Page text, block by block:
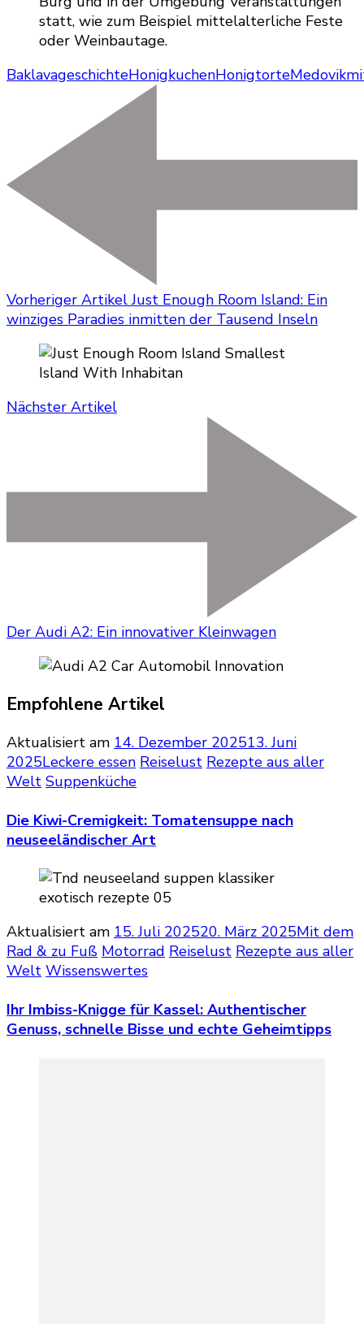
statt, wie zum Beispiel mittelalterliche Feste
oder Weinbautage.
BaklavageschichteHonigkuchenHonigtorteMedovik
Vorheriger Artikel Just Enough Room Island: Ein
winziges Paradies inmitten der Tausend Inseln
Nächster Artikel
Der Audi A2: Ein innovativer Kleinwagen
Empfohlene Artikel
Aktualisiert am 14. Dezember 202513. Juni
2025Leckere essen Reiselust Rezepte aus aller
Welt Suppenküche
Die Kiwi-Cremigkeit: Tomatensuppe nach
neuseeländischer Art
Aktualisiert am 15. Juli 202520. März 2025Mit dem
Rad & zu Fuß Motorrad Reiselust Rezepte aus aller
Welt Wissenswertes
Ihr Imbiss-Knigge für Kassel: Authentischer
Genuss, schnelle Bisse und echte Geheimtipps